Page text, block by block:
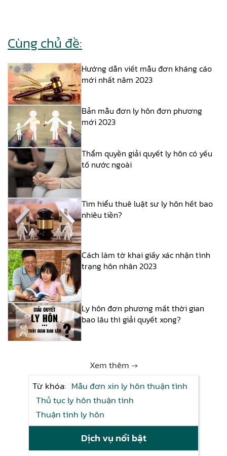
Cùng chủ đề:
Hướng dẫn viết mẫu đơn kháng cáo
mới nhất năm 2023
Bản mẫu đơn ly hôn đơn phương
mới 2023
Thẩm quyền giải quyết ly hôn có yếu
tố nước ngoài
Tìm hiểu thuê luật sư ly hôn hết bao
nhiêu tiền?
Cách làm tờ khai giấy xác nhận tình
trạng hôn nhân 2023
Ly hôn đơn phương mất thời gian
bao lâu thì giải quyết xong?
Xem thêm →
Từ khóa: Mẫu đơn xin ly hôn thuận tình
Thủ tục ly hôn thuận tình
Thuận tình ly hôn
Dịch vụ nổi bật